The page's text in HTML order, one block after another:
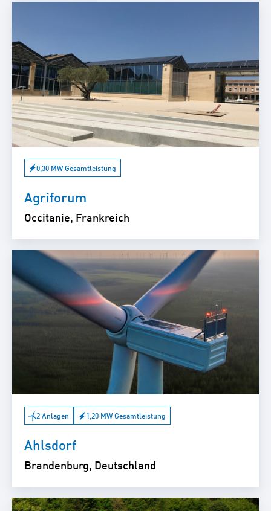
0,30 MW Gesamtleistung
Agriforum
Occitanie, Frankreich
2 Anlagen 1,20 MW Gesamtleistung
Ahlsdorf
Brandenburg, Deutschland